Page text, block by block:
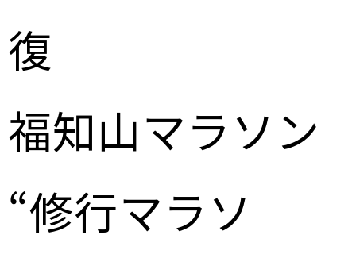
復
福知山マラソン
“修行マラソ